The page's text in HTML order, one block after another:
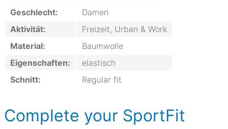
Geschlecht:
Damen
Aktivität:
Freizeit, Urban & Work
Material:
Baumwolle
Eigenschaften:
elastisch
Schnitt:
Regular fit
Complete your SportFit